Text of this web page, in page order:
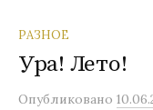
РАЗНОЕ
Ура! Лето!
Опубликовано